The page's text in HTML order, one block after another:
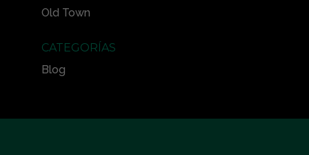
Old Town
CATEGORÍAS
Blog